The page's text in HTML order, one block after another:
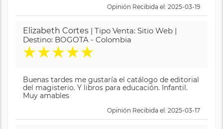
Opinión Recibida el: 2025-03-19
Elizabeth Cortes | Tipo Venta: Sitio Web |
Destino: BOGOTA - Colombia
★★★★★
Buenas tardes me gustaría el catálogo de editorial
del magisterio. Y libros para educación. Infantil.
Muy amables
Opinión Recibida el: 2025-03-17